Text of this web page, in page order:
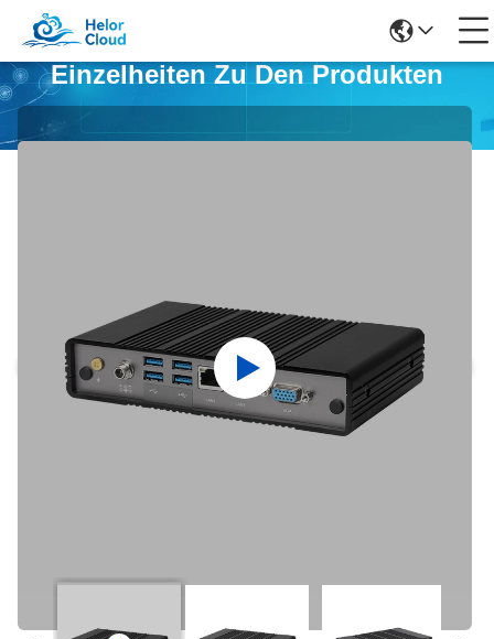
Einzelheiten Zu Den Produkten